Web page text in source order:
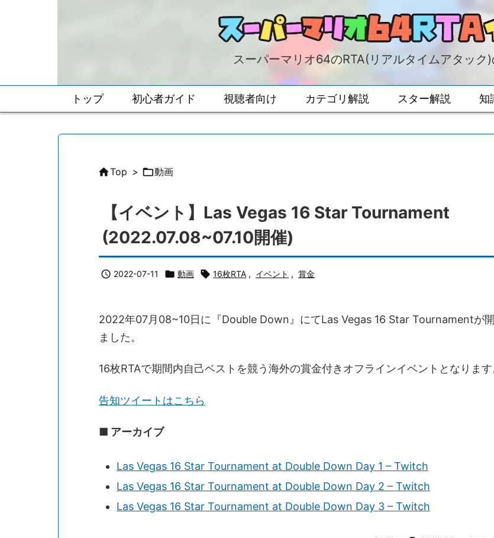
スーパーマリオ64のRTA(リアルタイムアタック)
トップ 初心者ガイド 視聴者向け カテゴリ解説 スター解説 知
Top > 動画
【イベント】Las Vegas 16 Star Tournament
(2022.07.08~07.10開催)
 2022-07-11  動画  16枚RTA , イベント , 賞金
2022年07月08~10日に『Double Down』にてLas Vegas 16 Star Tournamentが
ました。
16枚RTAで期間内自己ベストを競う海外の賞金付きオフラインイベントとなります
告知ツイートはこちら
■ アーカイブ
Las Vegas 16 Star Tournament at Double Down Day 1 – Twitch
Las Vegas 16 Star Tournament at Double Down Day 2 – Twitch
Las Vegas 16 Star Tournament at Double Down Day 3 – Twitch